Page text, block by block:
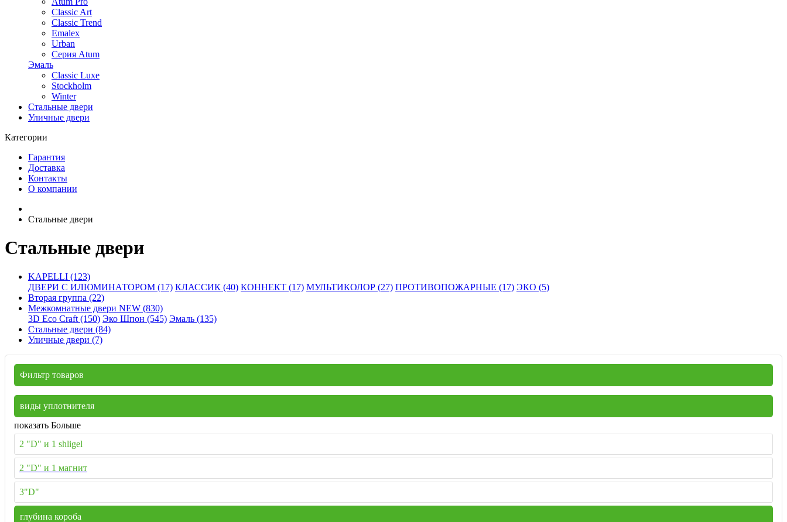
Classic Art
Classic Trend
Emalex
Urban
Серия Atum
Эмаль
Classic Luxe
Stockholm
Winter
Стальные двери
Уличные двери
Категории
Гарантия
Доставка
Контакты
О компании
Стальные двери
Стальные двери
KAPELLI (123)
ДВЕРИ С ИЛЮМИНАТОРОМ (17) КЛАССИК (40) КОННЕКТ (17) МУЛЬТИКОЛОР (27) ПРОТИВОПОЖАРНЫЕ (17) ЭКО (5)
Вторая группа (22)
Межкомнатные двери NEW (830)
3D Eco Craft (150) Эко Шпон (545) Эмаль (135)
Стальные двери (84)
Уличные двери (7)
Фильтр товаров
виды уплотнителя
показать Больше
2 "D" и 1 shligel
2 "D" и 1 магнит
3"D"
глубина короба